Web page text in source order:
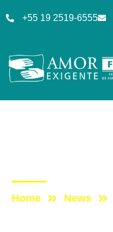
+55 19 2519-6555
Home News